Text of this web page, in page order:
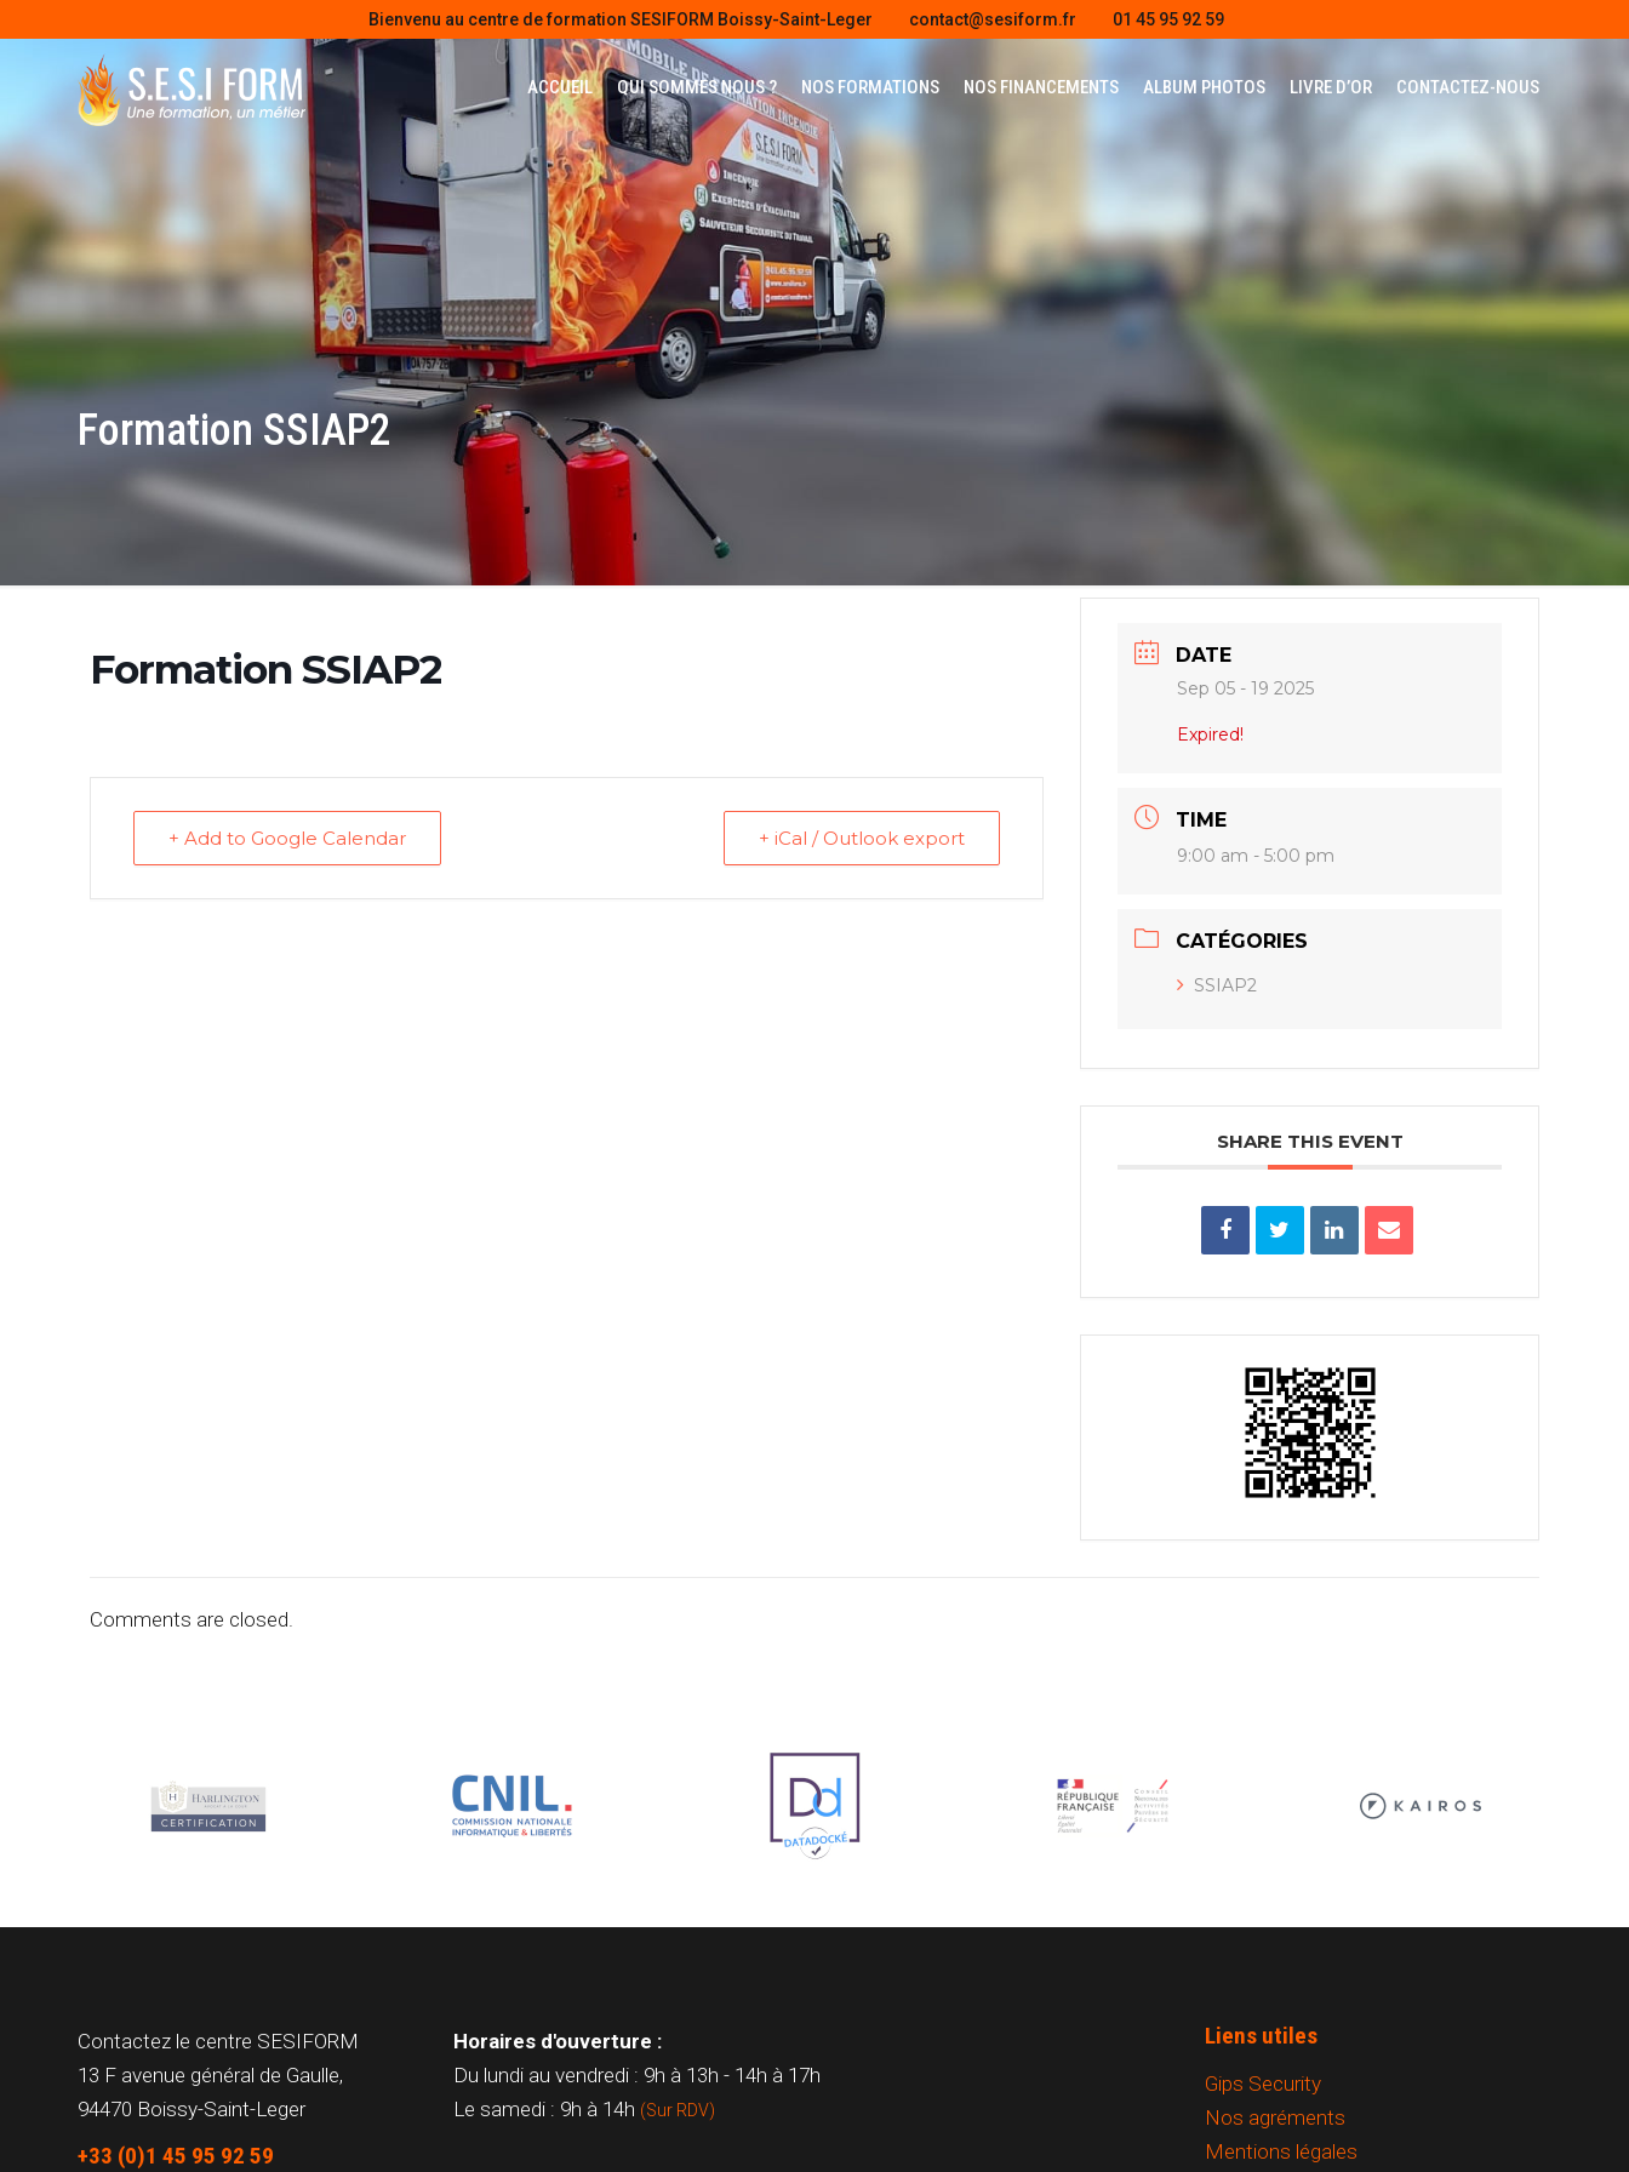
Bienvenu au centre de formation SESIFORM Boissy-Saint-Leger contact@sesiform.fr 01 45 95 92 59
ACCUEIL QUI SOMMES NOUS ? NOS FORMATIONS NOS FINANCEMENTS ALBUM PHOTOS LIVRE D’OR CONTACTEZ-NOUS
Formation SSIAP2
Formation SSIAP2
+ Add to Google Calendar + iCal / Outlook export
DATE
Sep 05 - 19 2025
Expired!
TIME
9:00 am - 5:00 pm
CATÉGORIES
SSIAP2
SHARE THIS EVENT
Comments are closed.
Contactez le centre SESIFORM
13 F avenue général de Gaulle,
94470 Boissy-Saint-Leger
+33 (0)1 45 95 92 59
Horaires d'ouverture :
Du lundi au vendredi : 9h à 13h - 14h à 17h
Le samedi : 9h à 14h (Sur RDV)
Liens utiles
Gips Security
Nos agréments
Mentions légales